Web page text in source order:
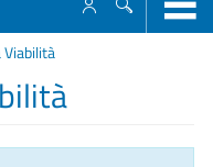
Viabilità